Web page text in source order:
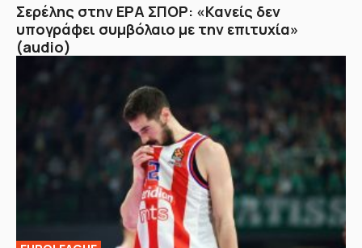
Σερέλης στην ΕΡΑ ΣΠΟΡ: «Κανείς δεν
υπογράφει συμβόλαιο με την επιτυχία»
(audio)